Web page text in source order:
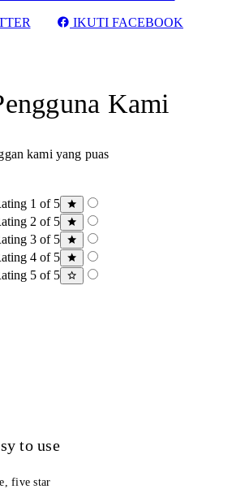
IKUTI FACEBOOK
Kami
kami yang puas
1 of 5
2 of 5
3 of 5
4 of 5
5 of 5
to use
five star